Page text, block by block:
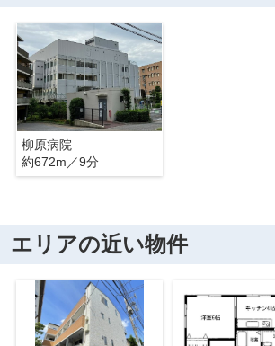
柳原病院
約672m／9分
エリアの近い物件